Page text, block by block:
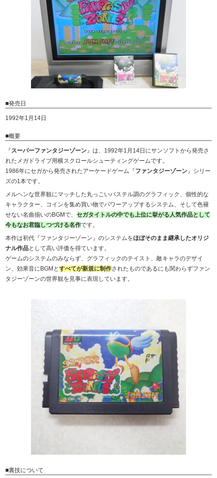
■発売日
1992年1月14日
■概要
『 スーパーファンタジーゾーン 』は、1992年1月14日にサンソフトから発売さ
れたメガドライブ用横スクロールシューティングゲームです。
1986年にセガから発売されたアーケードゲーム『ファンタジーゾーン 』シリー
ズの1本です。
メルヘンな世界観にマッチした丸っこいパステル調のグラフィック、個性的な
キャラクター、コインを集め買い物でパワーアップするシステム、そして色褪
せない名曲揃いのBGMで、セガタイトルの中でも上位に挙がる人気作品として
今もなお君臨しつづける名作です。
本作は初代『ファンタジーゾーン』のシステムをほぼそのまま継承したオリジ
ナル作品として高い評価を得ています。
ゲームのシステムのみならず、グラフィックのテイスト、敵キャラのデザイ
ン、効果音にBGMとすべてが新規に制作されたものであるにも関わらずファン
タジーゾーンの世界観を見事に表現しています。
■裏技について